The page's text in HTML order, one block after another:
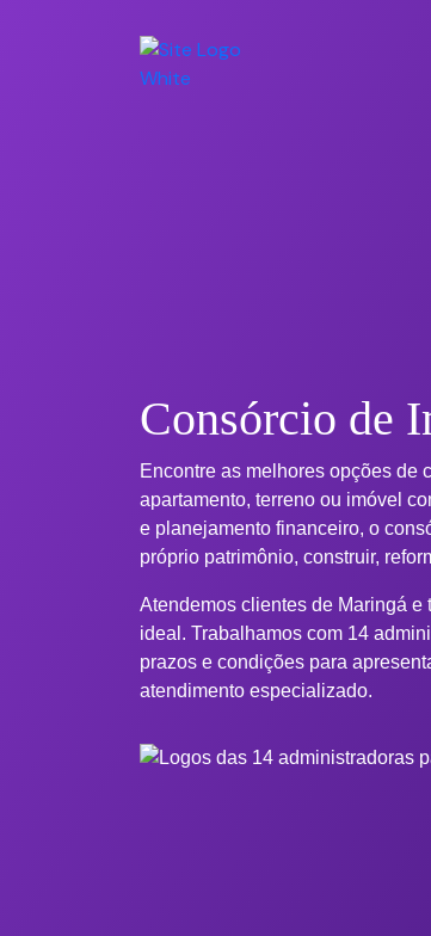
Consórcio de
Encontre as melhores opções de
apartamento, terreno ou imóvel
e planejamento financeiro, o
próprio patrimônio, construir,
Atendemos clientes de Maringá
ideal. Trabalhamos com 14
prazos e condições para
atendimento especializado.